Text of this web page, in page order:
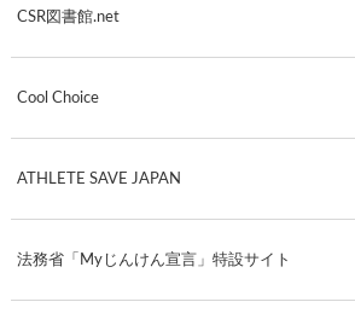
CSR図書館.net
Cool Choice
ATHLETE SAVE JAPAN
法務省「Myじんけん宣言」特設サイト